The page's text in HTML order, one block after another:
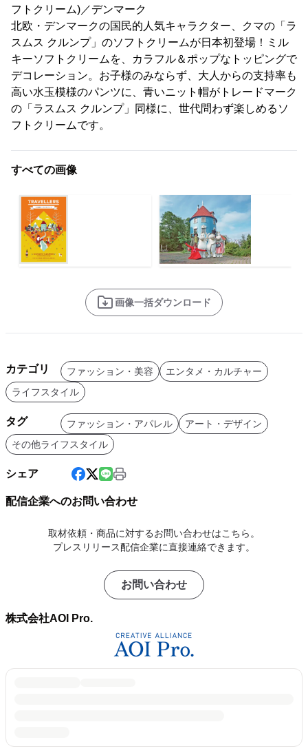
フトクリーム)／デンマーク
北欧・デンマークの国民的人気キャラクター、クマの「ラ
スムス クルンプ」のソフトクリームが日本初登場！ミル
キーソフトクリームを、カラフル＆ポップなトッピングで
デコレーション。お子様のみならず、大人からの支持率も
高い水玉模様のパンツに、青いニット帽がトレードマーク
の「ラスムス クルンプ」同様に、世代問わず楽しめるソ
フトクリームです。
すべての画像
画像一括ダウンロード
カテゴリ ファッション・美容
エンタメ・カルチャー
ライフスタイル
タグ ファッション・アパレル
アート・デザイン
その他ライフスタイル
シェア
配信企業へのお問い合わせ
取材依頼・商品に対するお問い合わせはこちら。
プレスリリース配信企業に直接連絡できます。
お問い合わせ
株式会社AOI Pro.